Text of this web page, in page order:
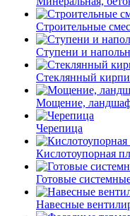
Строительные
Ступени и
Cтеклянный
Мощение,
Черепица
Кислотоупорная
Готовые
Навесные